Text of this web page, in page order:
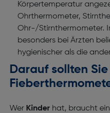
Körpertemperatur
Ohrthermometer,
Ohr-/Stirnthermometer.
besonders bei Ärzten
hygienischer als die
Darauf sollten
Wer Kinderhat, braucht ein